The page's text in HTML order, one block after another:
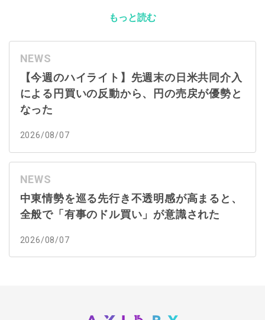
もっと読む
NEWS
【今週のハイライト】先週末の日米共同介入
による円買いの反動から、円の売戻が優勢と
なった
2026/08/07
NEWS
中東情勢を巡る先行き不透明感が高まると、
全般で「有事のドル買い」が意識された
2026/08/07